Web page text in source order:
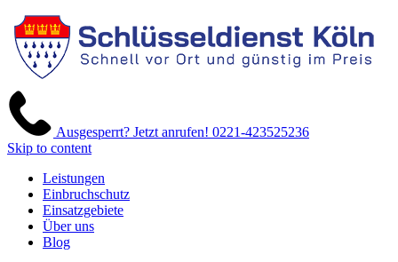
Ausgesperrt? Jetzt anrufen! 0221-423525236
Skip to content
Leistungen
Einbruchschutz
Einsatzgebiete
Über uns
Blog